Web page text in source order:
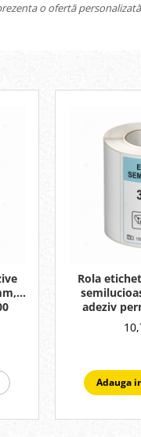
o ofertă
Rola
adeziv
Adauga